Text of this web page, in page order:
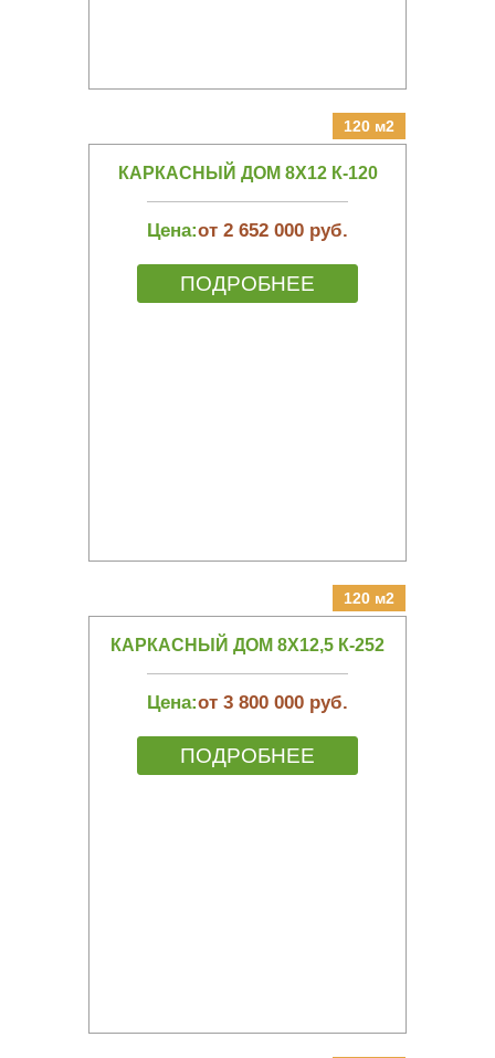
120 м2
КАРКАСНЫЙ ДОМ 8Х12 К-120
Цена:от 2 652 000 руб.
ПОДРОБНЕЕ
120 м2
КАРКАСНЫЙ ДОМ 8Х12,5 К-252
Цена:от 3 800 000 руб.
ПОДРОБНЕЕ